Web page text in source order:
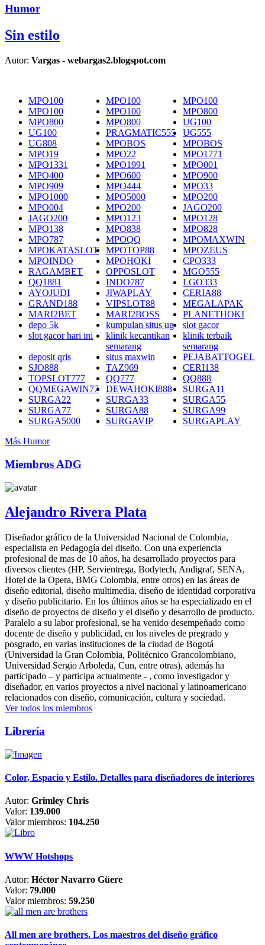
Humor
Sin estilo
Autor: Vargas - webargas2.blogspot.com
MPO100 MPO100
MPO100
MPO100
MPO100
MPO800
MPO800
MPO800
UG100
UG100
PRAGMATIC555
UG555
UG808
MPOBOS
MPOBOS
MPO19
MPO22
MPO1771
MPO1331
MPO1991
MPO001
MPO400
MPO600
MPO900
MPO909
MPO444
MPO33
MPO1000
MPO5000
MPO200
MPO004
MPO200
JAGO200
JAGO200
MPO123
MPO128
MPO138
MPO838
MPO828
MPO787
MPOQQ
MPOMAXWIN
MPOKATASLOT
MPOTOP88
MPOZEUS
MPOINDO
MPOHOKI
CPO333
RAGAMBET
OPPOSLOT
MGO555
QQ1881
INDO787
LGO333
AYOJUDI
JIWAPLAY
CERIA88
GRAND188
VIPSLOT88
MEGALAPAK
MARI2BET
MARI2BOSS
PLANETHOKI
depo 5k
kumpulan situs ug
slot gacor
slot gacor hari ini
klinik kecantikan
semarang
klinik terbaik
semarang
deposit qris
situs maxwin
PEJABATTOGEL
SJO888
TAZ969
CERI138
TOPSLOT777
QQ777
QQ888
QQMEGAWIN77
DEWAHOKI888
SURGA11
SURGA22
SURGA33
SURGA55
SURGA77
SURGA88
SURGA99
SURGA5000
SURGAVIP
SURGAPLAY
Más Humor
Miembros ADG
Alejandro Rivera Plata
Diseñador gráfico de la Universidad Nacional de Colombia,
especialista en Pedagogía del diseño. Con una experiencia
profesional de mas de 10 años, ha desarrollado proyectos para
diversos clientes (HP, Servientrega, Bodytech, Andigraf, SENA,
Hotel de la Opera, BMG Colombia, entre otros) en las áreas de
diseño editorial, diseño multimedia, diseño de identidad corporativa
y diseño publicitario. En los últimos años se ha especializado en el
diseño de proyectos de diseño y el diseño y desarrollo de producto.
Paralelo a su labor profesional, se ha venido desempeñado como
docente de diseño y publicidad, en los niveles de pregrado y
posgrado, en varias instituciones de la ciudad de Bogotá
(Universidad la Gran Colombia, Politécnico Grancolombiano,
Universidad Sergio Arboleda, Cun, entre otras), además ha
participado – y participa actualmente - , como investigador y
diseñador, en varios proyectos a nivel nacional y latinoamericano
relacionados con diseño, comunicación, cultura y sociedad.
Ver todos los miembros
Librería
Color, Espacio y Estilo. Detalles para diseñadores de interiores
Autor: Grimley Chris
Valor: 139.000
Valor miembros: 104.250
WWW Hotshops
Autor: Héctor Navarro Güere
Valor: 79.000
Valor miembros: 59.250
All men are brothers. Los maestros del diseño gráfico